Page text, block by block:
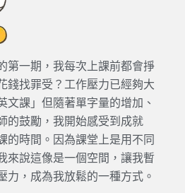
第一期，我每次上課前都會掙
錢找罪受？工作壓力已經夠大
文課」但隨著單字量的增加、
的鼓勵，我開始感受到成就
的時間。因為課堂上是用不同
來說這像是一個空間，讓我暫
力，成為我放鬆的一種方式。